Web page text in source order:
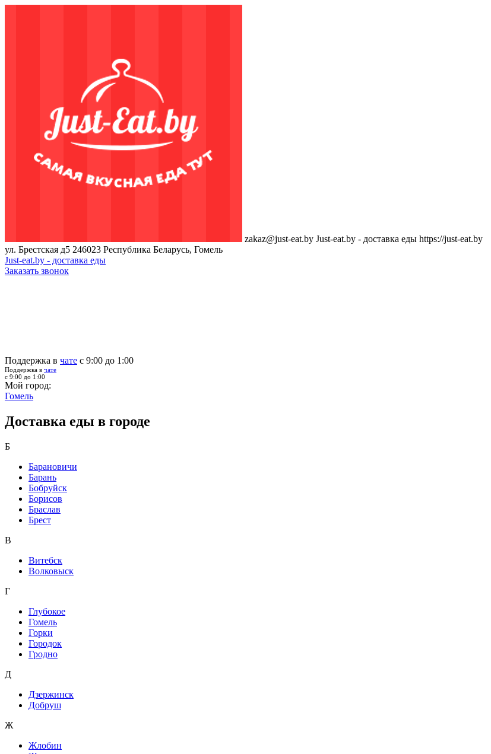
zakaz@just-eat.by Just-eat.by - доставка еды https://just-eat.by
ул. Брестская д5 246023 Республика Беларусь, Гомель
Just-eat.by - доставка еды
Заказать звонок
Поддержка в чате с 9:00 до 1:00
Поддержка в чате
с 9:00 до 1:00
Мой город:
Гомель
Доставка еды в городе
Б
Барановичи
Барань
Бобруйск
Борисов
Браслав
Брест
В
Витебск
Волковыск
Г
Глубокое
Гомель
Горки
Городок
Гродно
Д
Дзержинск
Добруш
Ж
Жлобин